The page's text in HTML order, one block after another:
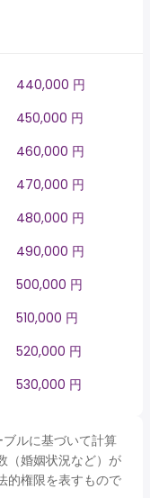
440,000 円
450,000 円
460,000 円
470,000 円
480,000 円
490,000 円
500,000 円
510,000 円
520,000 円
530,000 円
ルに基づいて計算
（婚姻状況など）が
的権限を表すもので